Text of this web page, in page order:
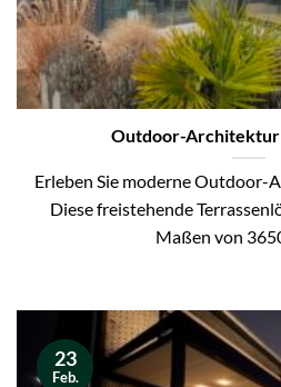
Outdoor-
Erleben Sie moderne Outdoor-
Diese freistehende
Maßen von
23
Feb.